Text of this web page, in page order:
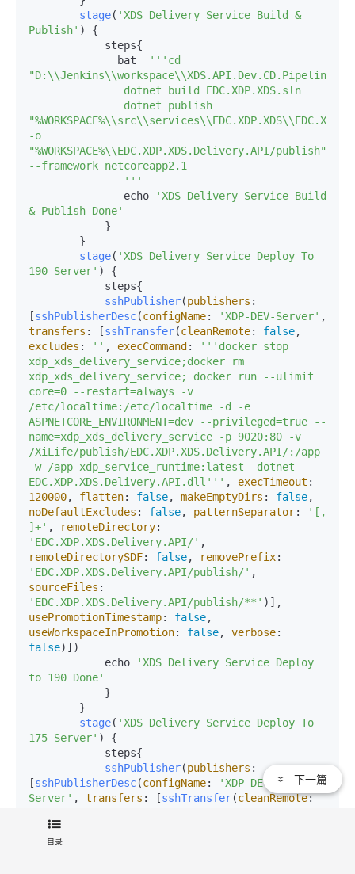
stage( 'XDS Delivery Service Build &
Publish' ) {
              bat
'' 'cd
-o
"%WORKSPACE%\\EDC.XDP.XDS.Delivery.API/publish"
--framework netcoreapp2.1
               '
''
               echo
'XDS Delivery Service Build
& Publish Done'
stage( 'XDS Delivery Service Deploy To
190 Server' ) {
sshPublisher(publishers :
[sshPublisherDesc(configName: 'XDP-DEV-Server'
transfers : [sshTransfer(cleanRemote: false
excludes : '' , execCommand : '' 'docker stop
xdp_xds_delivery_service;docker rm
xdp_xds_delivery_service; docker run --ulimit
core=0 --restart=always -v
/etc/localtime:/etc/localtime -d -e
ASPNETCORE_ENVIRONMENT=dev --privileged=true --
name=xdp_xds_delivery_service -p 9020:80 -v
/XiLife/publish/EDC.XDP.XDS.Delivery.API/:/app
-w /app xdp_service_runtime:latest  dotnet
EDC.XDP.XDS.Delivery.API.dll' '' , execTimeout
120000, flatten: false, makeEmptyDirs : false
noDefaultExcludes : false, patternSeparator:
'[,
]+' , remoteDirectory
'EDC.XDP.XDS.Delivery.API/'
remoteDirectorySDF: false, removePrefix
'EDC.XDP.XDS.Delivery.API/publish/'
sourceFiles
'EDC.XDP.XDS.Delivery.API/publish/**'
usePromotionTimestamp: false
useWorkspaceInPromotion: false, verbose
false)])
            echo
'XDS Delivery Service Deploy
to 190 Done'
stage( 'XDS Delivery Service Deploy To
175 Server' ) {
sshPublisher(publishers :
[sshPublisherDesc(configName:
'XDP-DEV-MT-
Server' , transfers : [sshTransfer(cleanRemote :
stop xdp_xds_delivery_service;docker rm
xdp_xds_delivery_service; docker run --ulimit
目录
下一篇